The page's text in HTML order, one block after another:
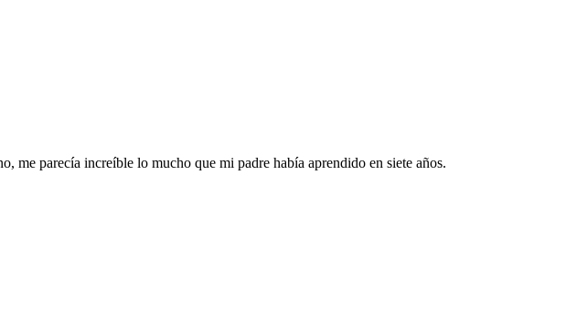
me parecía increíble lo mucho que mi padre había aprendido en siete años.